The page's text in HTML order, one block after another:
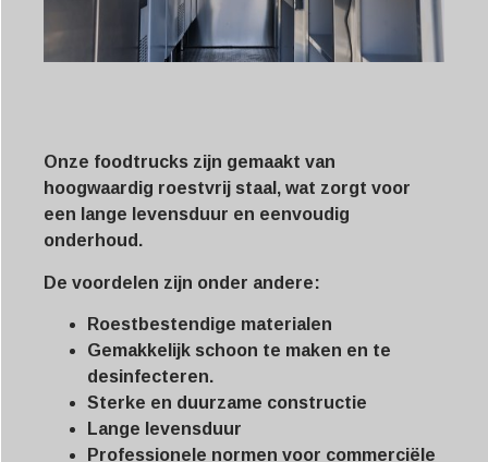
Onze foodtrucks zijn gemaakt van
hoogwaardig roestvrij staal, wat zorgt voor
een lange levensduur en eenvoudig
onderhoud.
De voordelen zijn onder andere:
Roestbestendige materialen
Gemakkelijk schoon te maken en te
desinfecteren.
Sterke en duurzame constructie
Lange levensduur
Professionele normen voor commerciële